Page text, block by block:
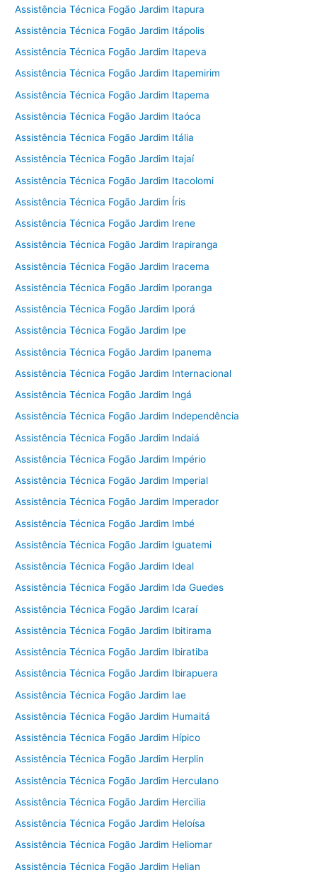
Assistência Técnica Fogão Jardim Itapura
Assistência Técnica Fogão Jardim Itápolis
Assistência Técnica Fogão Jardim Itapeva
Assistência Técnica Fogão Jardim Itapemirim
Assistência Técnica Fogão Jardim Itapema
Assistência Técnica Fogão Jardim Itaóca
Assistência Técnica Fogão Jardim Itália
Assistência Técnica Fogão Jardim Itajaí
Assistência Técnica Fogão Jardim Itacolomi
Assistência Técnica Fogão Jardim Íris
Assistência Técnica Fogão Jardim Irene
Assistência Técnica Fogão Jardim Irapiranga
Assistência Técnica Fogão Jardim Iracema
Assistência Técnica Fogão Jardim Iporanga
Assistência Técnica Fogão Jardim Iporá
Assistência Técnica Fogão Jardim Ipe
Assistência Técnica Fogão Jardim Ipanema
Assistência Técnica Fogão Jardim Internacional
Assistência Técnica Fogão Jardim Ingá
Assistência Técnica Fogão Jardim Independência
Assistência Técnica Fogão Jardim Indaiá
Assistência Técnica Fogão Jardim Império
Assistência Técnica Fogão Jardim Imperial
Assistência Técnica Fogão Jardim Imperador
Assistência Técnica Fogão Jardim Imbé
Assistência Técnica Fogão Jardim Iguatemi
Assistência Técnica Fogão Jardim Ideal
Assistência Técnica Fogão Jardim Ida Guedes
Assistência Técnica Fogão Jardim Icaraí
Assistência Técnica Fogão Jardim Ibitirama
Assistência Técnica Fogão Jardim Ibiratiba
Assistência Técnica Fogão Jardim Ibirapuera
Assistência Técnica Fogão Jardim Iae
Assistência Técnica Fogão Jardim Humaitá
Assistência Técnica Fogão Jardim Hípico
Assistência Técnica Fogão Jardim Herplin
Assistência Técnica Fogão Jardim Herculano
Assistência Técnica Fogão Jardim Hercilia
Assistência Técnica Fogão Jardim Heloísa
Assistência Técnica Fogão Jardim Heliomar
Assistência Técnica Fogão Jardim Helian